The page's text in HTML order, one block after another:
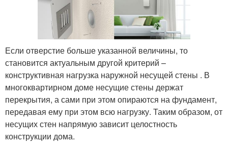
Если отверстие больше указанной величины, то
становится актуальным другой критерий –
конструктивная нагрузка наружной несущей стены . В
многоквартирном доме несущие стены держат
перекрытия, а сами при этом опираются на фундамент,
передавая ему при этом всю нагрузку. Таким образом, от
несущих стен напрямую зависит целостность
конструкции дома.